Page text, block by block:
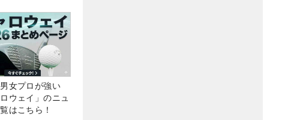
女プロが強い
ロウェイ」のニュ
はこちら！